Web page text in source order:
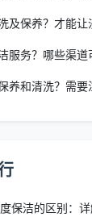
围内的
含窗
及保养？才能
服务？哪些渠道
养和清洗？需